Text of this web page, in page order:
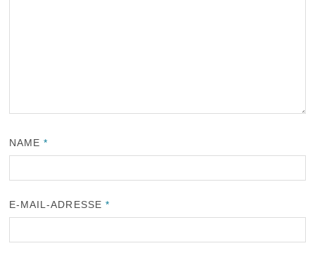
NAME*
E-MAIL-ADRESSE *